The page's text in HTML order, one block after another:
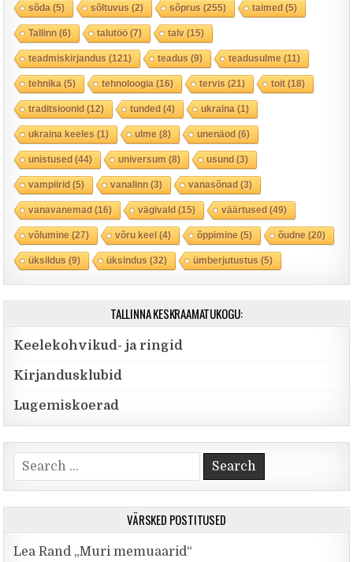
sõda (5) sõltuvus (2) sõprus (255) taimed(5)
Tallinn(6) talutöö(7) talv(15)
teadmiskirjandus (121) teadus (9) teadusulme (11)
tehnika (5) tehnoloogia (16) tervis (21) toit(18)
traditsioonid(12) tunded(4) ukraina (1)
ukraina keeles (1) ulme (8) unenäod(6)
unistused(44) universum (8) usund(3)
vampiirid(5) vanalinn(3) vanasõnad(3)
vanavanemad(16) vägivald(15) väärtused(49)
võlumine (27) võru keel(4) õppimine (5) õudne (20)
üksildus (9) üksindus (32) ümberjutustus (5)
TALLINNA KESKRAAMATUKOGU:
Keelekohvikud- ja ringid
Kirjandusklubid
Lugemiskoerad
Search for:
VÄRSKED POSTITUSED
Lea Rand „Muri memuaarid“